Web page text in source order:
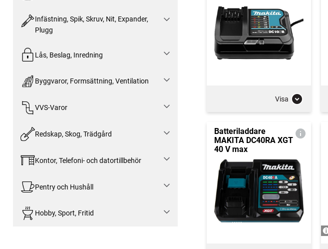
Infästning, Spik, Skruv, Nit, Expander,
Plugg
Lås, Beslag, Inredning
Byggvaror, Formsättning, Ventilation
VVS-Varor
Redskap, Skog, Trädgård
Kontor, Telefoni- och datortillbehör
Pentry och Hushåll
Hobby, Sport, Fritid
Visa
Batteriladdare
MAKITA DC40RA XGT
40 V max